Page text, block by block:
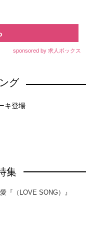
sponsored by 求人ボックス
グ
キ登場
集
『（LOVE SONG）』